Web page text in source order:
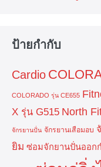
ป้ายกำกับ
Cardio
COLORADO รุ่น CE655
X รุ่น G515 North
จักรยานปั่น จักรยานเสือมอบ
ยิม ซ่อมจักยานปั่นออก